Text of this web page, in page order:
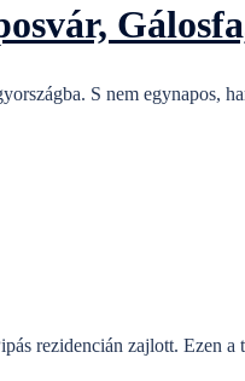
S nem
rezidencián zajlott. Ezen